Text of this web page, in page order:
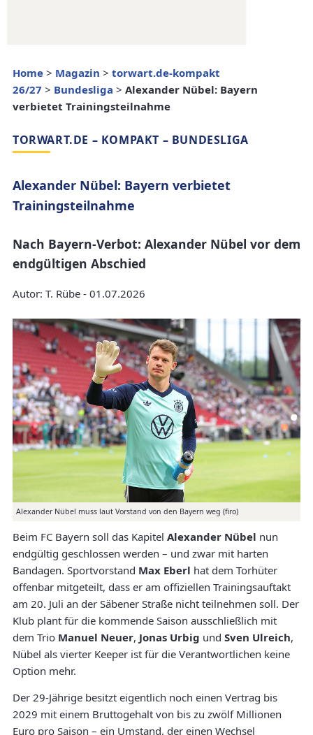
Home > Magazin > torwart.de-kompakt
26/27 > Bundesliga > Alexander Nübel: Bayern
verbietet Trainingsteilnahme
TORWART.DE – KOMPAKT – BUNDESLIGA
Alexander Nübel: Bayern verbietet
Trainingsteilnahme
Nach Bayern-Verbot: Alexander Nübel vor dem
endgültigen Abschied
Autor: T. Rübe - 01.07.2026
Alexander Nübel muss laut Vorstand von den Bayern weg (firo)
Beim FC Bayern soll das Kapitel Alexander Nübel nun
endgültig geschlossen werden – und zwar mit harten
Bandagen. Sportvorstand Max Eberl hat dem Torhüter
offenbar mitgeteilt, dass er am offiziellen Trainingsauftakt
am 20. Juli an der Säbener Straße nicht teilnehmen soll. Der
Klub plant für die kommende Saison ausschließlich mit
dem Trio Manuel Neuer, Jonas Urbig und Sven Ulreich,
Nübel als vierter Keeper ist für die Verantwortlichen keine
Option mehr.
Der 29-Jährige besitzt eigentlich noch einen Vertrag bis
2029 mit einem Bruttogehalt von bis zu zwölf Millionen
Euro pro Saison – ein Umstand, der einen Wechsel